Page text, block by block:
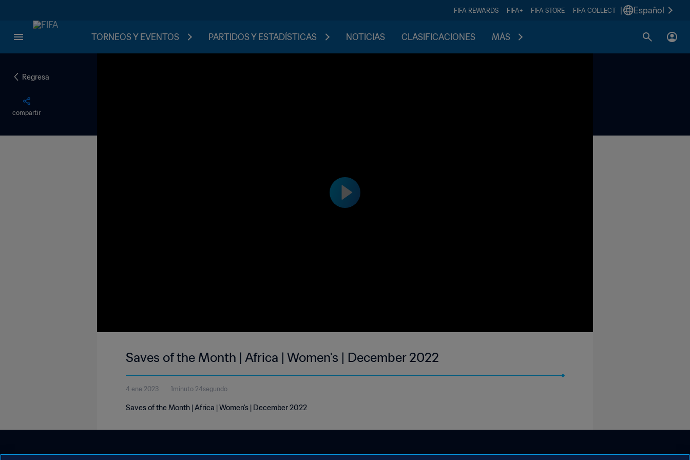
FIFA REWARDS FIFA+ FIFA STORE FIFA COLLECT Español
TORNEOS Y EVENTOS PARTIDOS Y ESTADÍSTICAS NOTICIAS CLASIFICACIONES MÁS
Regresa
compartir
Saves of the Month | Africa | Women's | December 2022
4 ene 2023 1minuto 24segundo
Saves of the Month | Africa | Women's | December 2022